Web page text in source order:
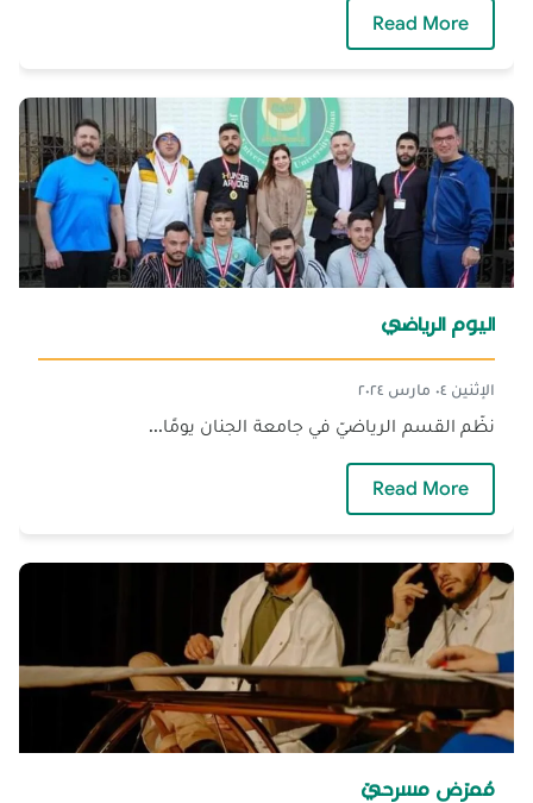
Read More
اليوم الرياضي‎
الإثنين ٠٤ مارس ٢٠٢٤
نظّم القسم الرياضيّ في جامعة الجنان يومًا...
Read More
مُمرّض مسرحيّ